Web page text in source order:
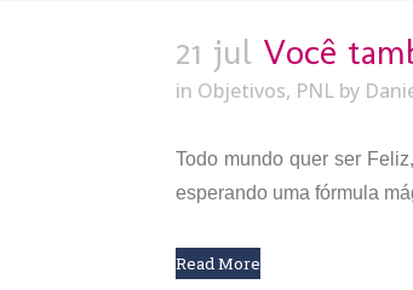
21 jul Você
in Objetivos, PNL by
Todo mundo quer ser
esperando uma fórmula
Read More